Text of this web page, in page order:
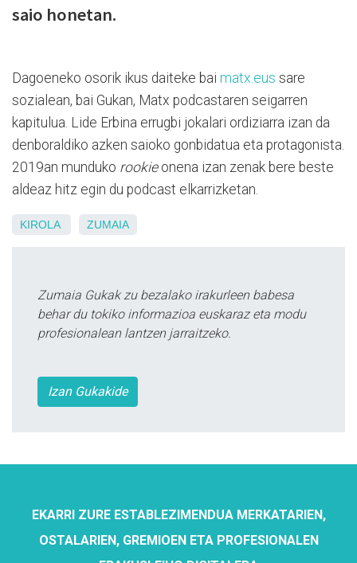
saio honetan.
Dagoeneko osorik ikus daiteke bai matx.eus sare
sozialean, bai Gukan, Matx podcastaren seigarren
kapitulua. Lide Erbina errugbi jokalari ordiziarra izan da
denboraldiko azken saioko gonbidatua eta protagonista.
2019an munduko rookieonena izan zenak bere beste
aldeaz hitz egin du podcast elkarrizketan.
KIROLA ZUMAIA
Zumaia Gukak zu bezalako irakurleen babesa
behar du tokiko informazioa euskaraz eta modu
profesionalean lantzen jarraitzeko.
Izan Gukakide
EKARRI ZURE ESTABLEZIMENDUA MERKATARIEN,
OSTALARIEN, GREMIOEN ETA PROFESIONALEN